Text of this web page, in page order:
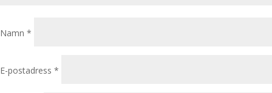
Namn *
E-postadress *